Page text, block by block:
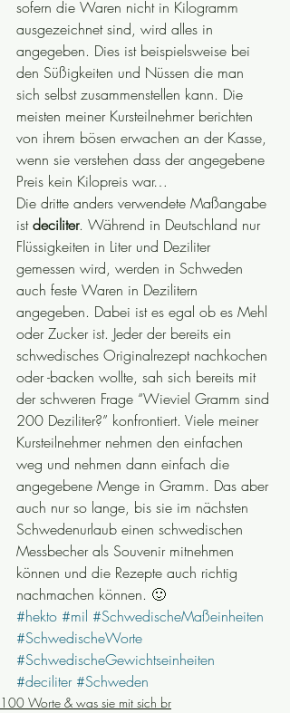
sofern die Waren nicht in Kilogramm
ausgezeichnet sind, wird alles in
angegeben. Dies ist beispielsweise bei
den Süßigkeiten und Nüssen die man
sich selbst zusammenstellen kann. Die
meisten meiner Kursteilnehmer berichten
von ihrem bösen erwachen an der Kasse,
wenn sie verstehen dass der angegebene
Preis kein Kilopreis war…
Die dritte anders verwendete Maßangabe
ist deciliter. Während in Deutschland nur
Flüssigkeiten in Liter und Deziliter
gemessen wird, werden in Schweden
auch feste Waren in Dezilitern
angegeben. Dabei ist es egal ob es Mehl
oder Zucker ist. Jeder der bereits ein
schwedisches Originalrezept nachkochen
oder -backen wollte, sah sich bereits mit
der schweren Frage “Wieviel Gramm sind
200 Deziliter?” konfrontiert. Viele meiner
Kursteilnehmer nehmen den einfachen
weg und nehmen dann einfach die
angegebene Menge in Gramm. Das aber
auch nur so lange, bis sie im nächsten
Schwedenurlaub einen schwedischen
Messbecher als Souvenir mitnehmen
können und die Rezepte auch richtig
nachmachen können. 🙂
#hekto #mil #SchwedischeMaßeinheiten
#SchwedischeWorte
#SchwedischeGewichtseinheiten
#deciliter #Schweden
100 Worte & was sie mit sich br